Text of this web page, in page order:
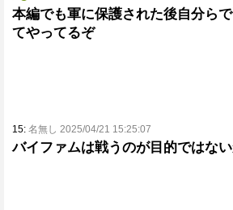
本編でも軍に保護された後自分ら
てやってるぞ
15: 名無し 2025/04/21 15:25:07
バイファムは戦うのが目的ではな